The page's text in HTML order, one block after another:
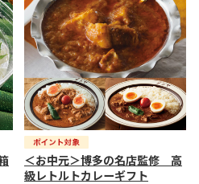
＜お中元＞博多の名店監修 高
級レトルトカレーギフト